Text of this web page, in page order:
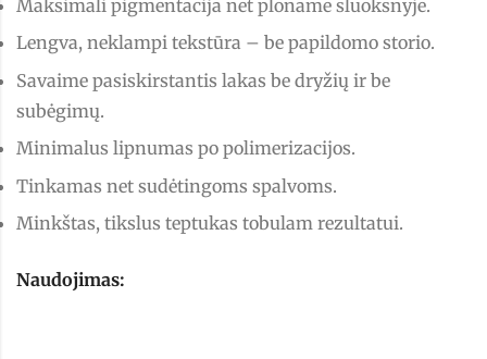
Maksimali pigmentacija net ploname sluoksnyje.
Lengva, neklampi tekstūra – be papildomo storio.
Savaime pasiskirstantis lakas be dryžių ir be
subėgimų.
Minimalus lipnumas po polimerizacijos.
Tinkamas net sudėtingoms spalvoms.
Minkštas, tikslus teptukas tobulam rezultatui.
Naudojimas: